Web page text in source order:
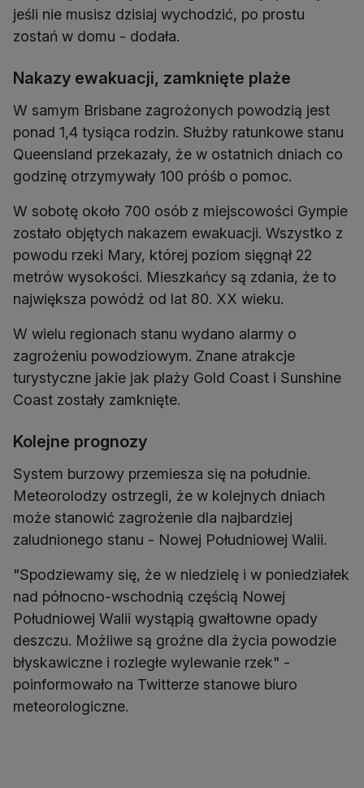
jeśli nie musisz dzisiaj wychodzić, po prostu
zostań w domu - dodała.
Nakazy ewakuacji, zamknięte plaże
W samym Brisbane zagrożonych powodzią jest
ponad 1,4 tysiąca rodzin. Służby ratunkowe stanu
Queensland przekazały, że w ostatnich dniach co
godzinę otrzymywały 100 próśb o pomoc.
W sobotę około 700 osób z miejscowości Gympie
zostało objętych nakazem ewakuacji. Wszystko z
powodu rzeki Mary, której poziom sięgnął 22
metrów wysokości. Mieszkańcy są zdania, że to
największa powódź od lat 80. XX wieku.
W wielu regionach stanu wydano alarmy o
zagrożeniu powodziowym. Znane atrakcje
turystyczne jakie jak plaży Gold Coast i Sunshine
Coast zostały zamknięte.
Kolejne prognozy
System burzowy przemiesza się na południe.
Meteorolodzy ostrzegli, że w kolejnych dniach
może stanowić zagrożenie dla najbardziej
zaludnionego stanu - Nowej Południowej Walii.
"Spodziewamy się, że w niedzielę i w poniedziałek
nad północno-wschodnią częścią Nowej
Południowej Walii wystąpią gwałtowne opady
deszczu. Możliwe są groźne dla życia powodzie
błyskawiczne i rozległe wylewanie rzek" -
poinformowało na Twitterze stanowe biuro
meteorologiczne.